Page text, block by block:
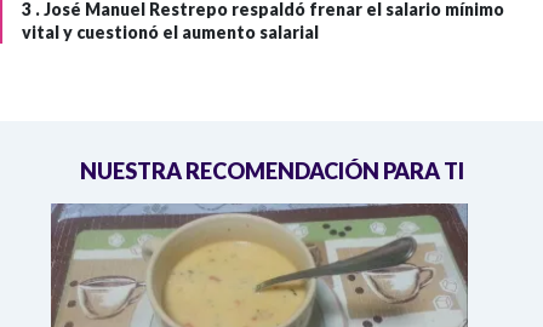
3 .José Manuel Restrepo respaldó frenar el salario mínimo
vital y cuestionó el aumento salarial
NUESTRA RECOMENDACIÓN PARA TI